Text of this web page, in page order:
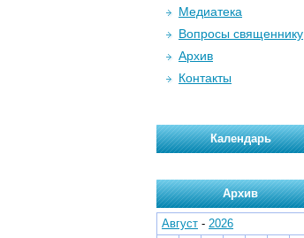
Медиатека
Вопросы священнику
Архив
Контакты
Календарь
Архив
Август - 2026